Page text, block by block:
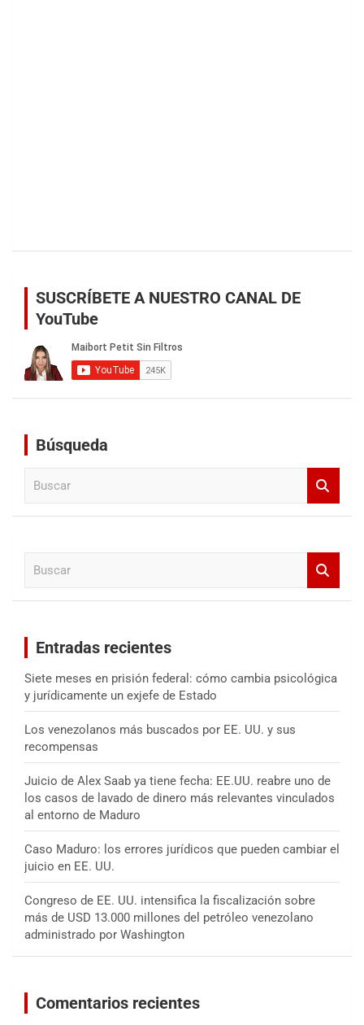
SUSCRÍBETE A NUESTRO CANAL DE
YouTube
Búsqueda
Entradas recientes
Siete meses en prisión federal: cómo cambia psicológica
y jurídicamente un exjefe de Estado
Los venezolanos más buscados por EE. UU. y sus
recompensas
Juicio de Alex Saab ya tiene fecha: EE.UU. reabre uno de
los casos de lavado de dinero más relevantes vinculados
al entorno de Maduro
Caso Maduro: los errores jurídicos que pueden cambiar el
juicio en EE. UU.
Congreso de EE. UU. intensifica la fiscalización sobre
más de USD 13.000 millones del petróleo venezolano
administrado por Washington
Comentarios recientes